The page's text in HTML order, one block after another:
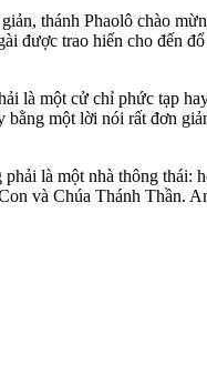
thánh Phaolô chào
được trao hiến cho đến
là một cử chỉ phức tạp
một lời nói rất đơn
phải là một nhà thông thái:
và Chúa Thánh Thần.